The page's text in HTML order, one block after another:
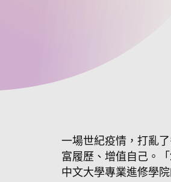
一場世紀疫情，打亂
富履歷、增值自己。
中文大學專業進修學